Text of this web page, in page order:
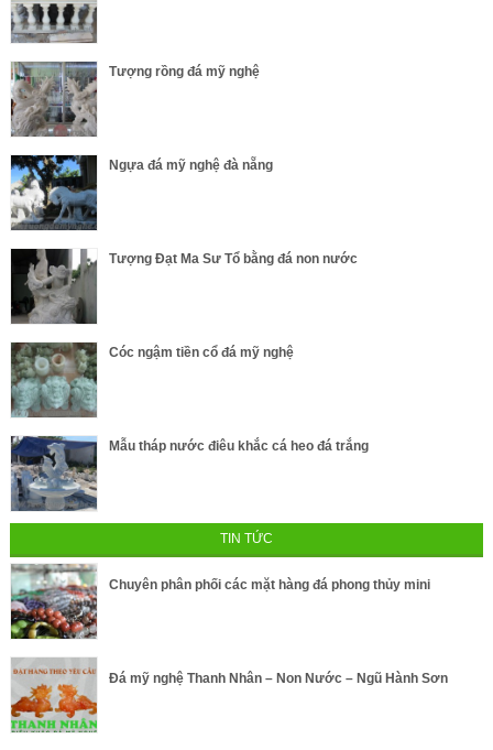
Tượng rồng đá mỹ nghệ
Ngựa đá mỹ nghệ đà nẵng
Tượng Đạt Ma Sư Tổ bằng đá non nước
Cóc ngậm tiền cổ đá mỹ nghệ
Mẫu tháp nước điêu khắc cá heo đá trắng
TIN TỨC
Chuyên phân phối các mặt hàng đá phong thủy mini
Đá mỹ nghệ Thanh Nhân – Non Nước – Ngũ Hành Sơn